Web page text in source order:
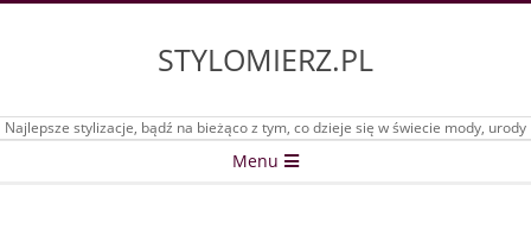
STYLOMIERZ.PL
Najlepsze stylizacje, bądź na bieżąco z tym, co dzieje się w świecie mody, urody
Menu